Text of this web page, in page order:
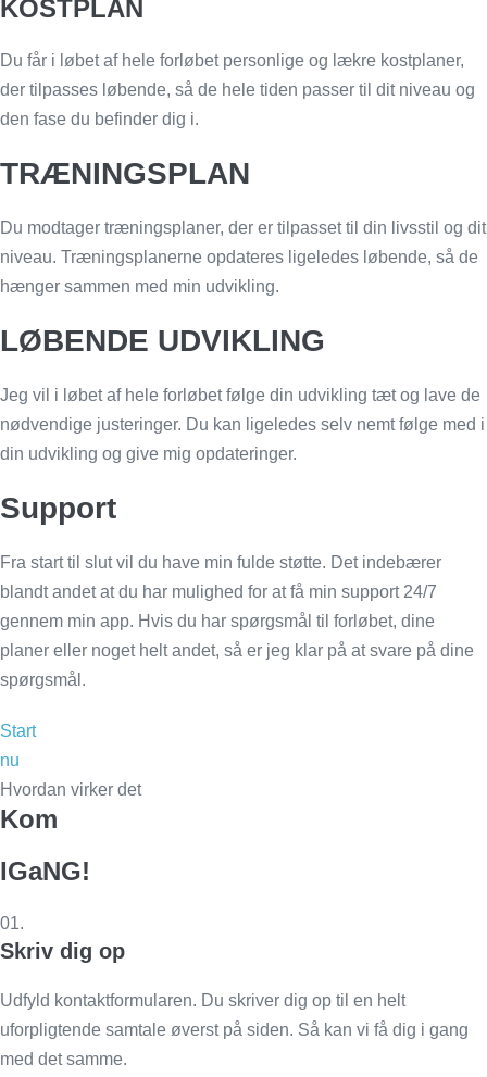
KOSTPLAN
Du får i løbet af hele forløbet personlige og lækre kostplaner,
der tilpasses løbende, så de hele tiden passer til dit niveau og
den fase du befinder dig i.
TRÆNINGSPLAN
Du modtager træningsplaner, der er tilpasset til din livsstil og dit
niveau. Træningsplanerne opdateres ligeledes løbende, så de
hænger sammen med min udvikling.
LØBENDE UDVIKLING
Jeg vil i løbet af hele forløbet følge din udvikling tæt og lave de
nødvendige justeringer. Du kan ligeledes selv nemt følge med i
din udvikling og give mig opdateringer.
Support
Fra start til slut vil du have min fulde støtte. Det indebærer
blandt andet at du har mulighed for at få min support 24/7
gennem min app. Hvis du har spørgsmål til forløbet, dine
planer eller noget helt andet, så er jeg klar på at svare på dine
spørgsmål.
Start
nu
Hvordan virker det
Kom
IGaNG!
01.
Skriv dig op
Udfyld kontaktformularen. Du skriver dig op til en helt
uforpligtende samtale øverst på siden. Så kan vi få dig i gang
med det samme.